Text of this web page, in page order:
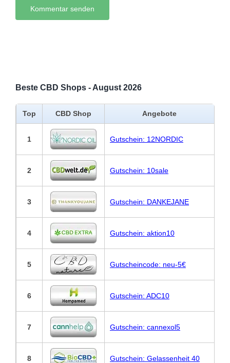
Beste CBD Shops - August 2026
Top CBD Shop Angebote
1 Gutschein: 12NORDIC
2 Gutschein: 10sale
3 Gutschein: DANKEJANE
4 Gutschein: aktion10
5 Gutscheincode: neu-5€
6 Gutschein: ADC10
7 Gutschein: cannexol5
8 Gutschein: Gelassenheit 40